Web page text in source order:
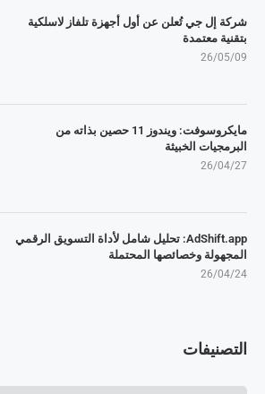
شركة إل جي تُعلن عن أول أجهزة تلفاز لاسلكية
بتقنية معتمدة
26/05/09
مايكروسوفت: ويندوز 11 حصين بذاته من
البرمجيات الخبيثة
26/04/27
AdShift.app: تحليل شامل لأداة التسويق الرقمي
المجهولة وخصائصها المحتملة
26/04/24
التصنيفات